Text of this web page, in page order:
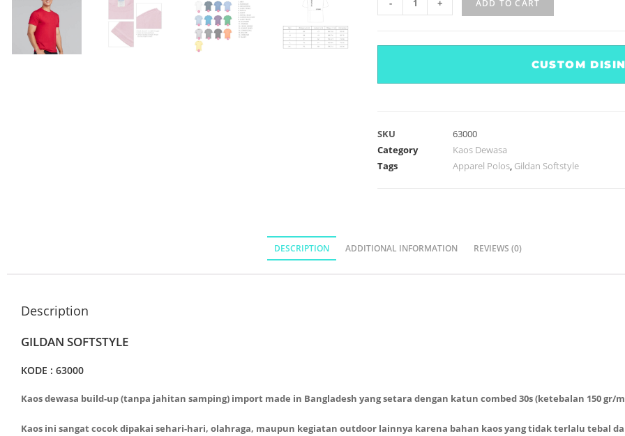
- + ADD TO CART
CUSTOM
SKU
63000
Category
Kaos Dewasa
Tags
Apparel Polos, Gildan Softstyle
DESCRIPTION ADDITIONAL INFORMATION REVIEWS (0)
Description
GILDAN SOFTSTYLE
KODE : 63000
Kaos dewasa build-up (tanpa jahitan samping) import made in Bangladesh yang setara dengan katun combed 30s (ketebalan 150 gr/
Kaos ini sangat cocok dipakai sehari-hari, olahraga, maupun kegiatan outdoor lainnya karena bahan kaos yang tidak terlalu tebal